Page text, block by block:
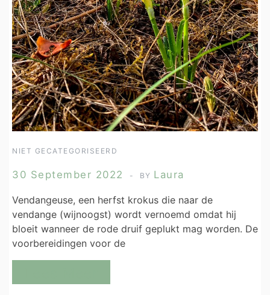
NIET GECATEGORISEERD
30 September 2022 BY Laura
Vendangeuse, een herfst krokus die naar de
vendange (wijnoogst) wordt vernoemd omdat hij
bloeit wanneer de rode druif geplukt mag worden. De
voorbereidingen voor de